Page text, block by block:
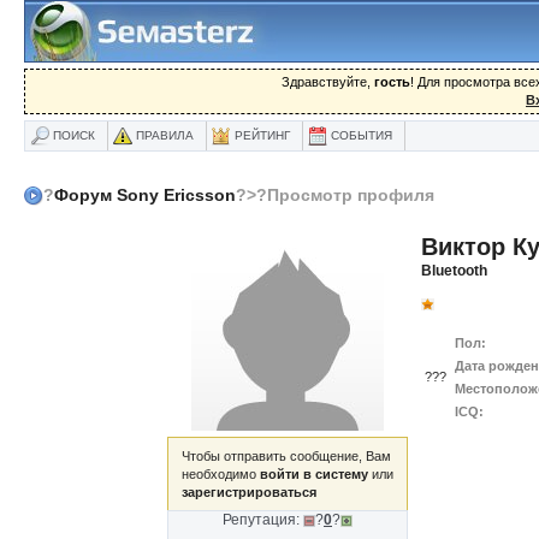
Здравствуйте, гость! Для просмотра
ПОИСК ПРАВИЛА РЕЙТИНГ СОБЫТИЯ
?Форум Sony Ericsson?>?Просмотр профиля
Чтобы отправить сообщение, Вам
необходимо войти в систему или
зарегистрироваться
Репутация: ?0?
Виктор
Bluetooth
???
Пол:
Дата
ICQ: